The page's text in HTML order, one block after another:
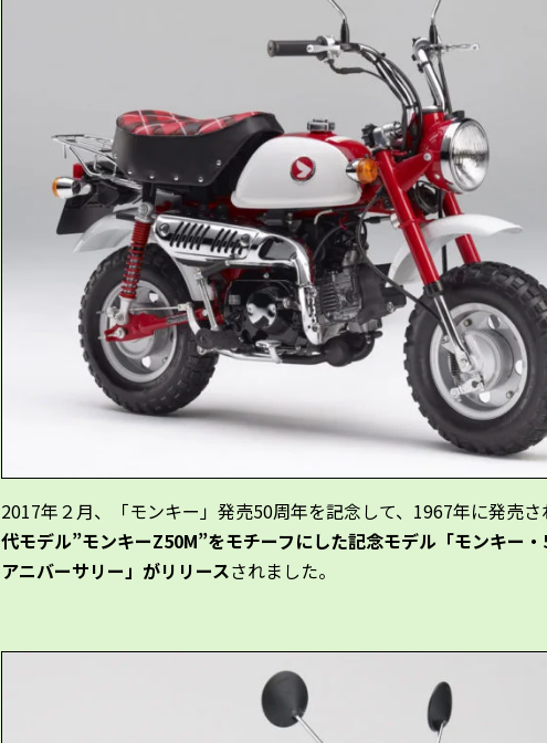
2017年２月、「モンキー」発売50周年を記念して、1967年に発売さ
代モデル”モンキーZ50M”をモチーフにした記念モデル「モンキー
アニバーサリー」がリリースされました。